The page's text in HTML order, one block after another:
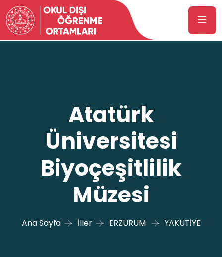
Atatürk
Üniversitesi
Biyoçeşitlilik
Müzesi
Ana Sayfa İller ERZURUM YAKUTİYE